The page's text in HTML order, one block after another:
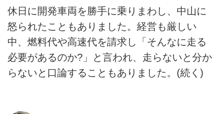
休日に開発車両を勝手に乗りまわし、中山に
怒られたこともありました。経営も厳しい
中、燃料代や高速代を請求し「そんなに走る
必要があるのか?」と言われ、走らないと分か
らないと口論することもありました。(続く)